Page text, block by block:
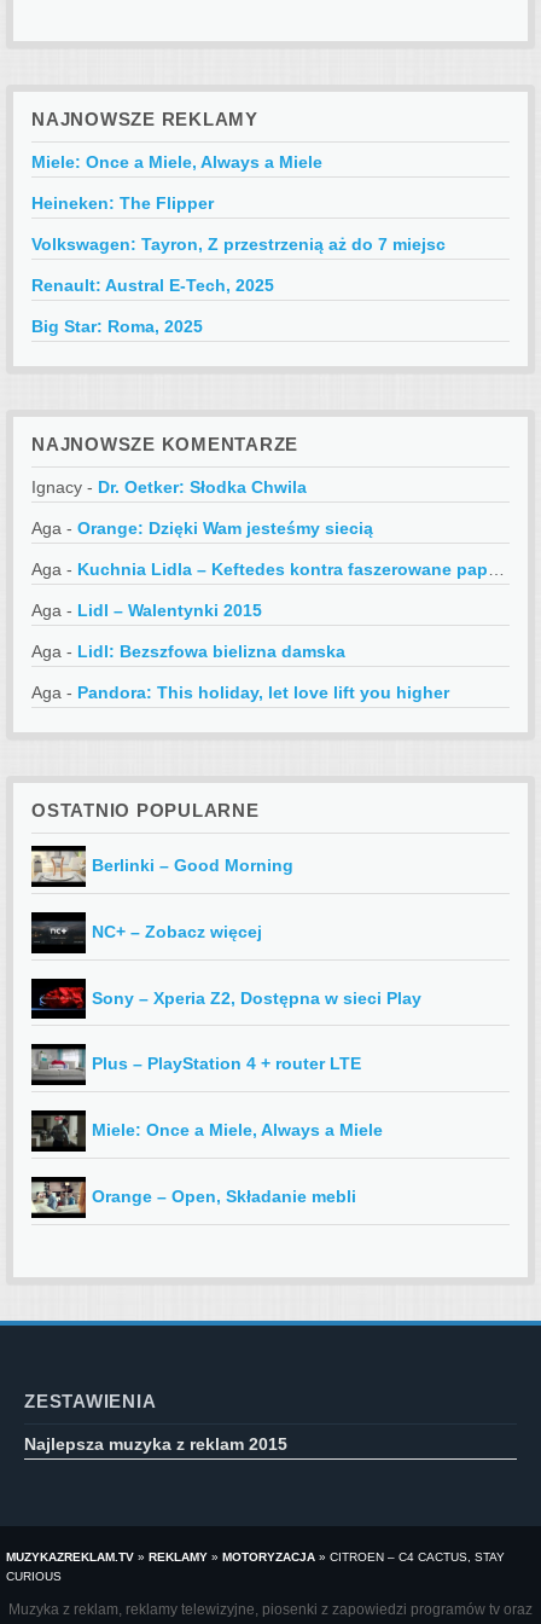
NAJNOWSZE REKLAMY
Miele: Once a Miele, Always a Miele
Heineken: The Flipper
Volkswagen: Tayron, Z przestrzenią aż do 7 miejsc
Renault: Austral E-Tech, 2025
Big Star: Roma, 2025
NAJNOWSZE KOMENTARZE
Ignacy - Dr. Oetker: Słodka Chwila
Aga - Orange: Dzięki Wam jesteśmy siecią
Aga - Kuchnia Lidla – Keftedes kontra faszerowane papryczki
Aga - Lidl – Walentynki 2015
Aga - Lidl: Bezszfowa bielizna damska
Aga - Pandora: This holiday, let love lift you higher
OSTATNIO POPULARNE
Berlinki – Good Morning
NC+ – Zobacz więcej
Sony – Xperia Z2, Dostępna w sieci Play
Plus – PlayStation 4 + router LTE
Miele: Once a Miele, Always a Miele
Orange – Open, Składanie mebli
ZESTAWIENIA
Najlepsza muzyka z reklam 2015
MUZYKAZREKLAM.TV » REKLAMY » MOTORYZACJA » CITROEN – C4 CACTUS, STAY
CURIOUS
Muzyka z reklam, reklamy telewizyjne, piosenki z zapowiedzi programów tv oraz